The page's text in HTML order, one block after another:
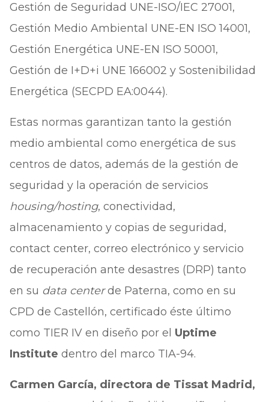
Gestión de Seguridad UNE-ISO/IEC 27001,
Gestión Medio Ambiental UNE-EN ISO 14001,
Gestión Energética UNE-EN ISO 50001,
Gestión de I+D+i UNE 166002 y Sostenibilidad
Energética (SECPD EA:0044).
Estas normas garantizan tanto la gestión
medio ambiental como energética de sus
centros de datos, además de la gestión de
seguridad y la operación de servicios
housing/hosting, conectividad,
almacenamiento y copias de seguridad,
contact center, correo electrónico y servicio
de recuperación ante desastres (DRP) tanto
en su data centerde Paterna, como en su
CPD de Castellón, certificado éste último
como TIER IV en diseño por el Uptime
Institute dentro del marco TIA-94.
Carmen García, directora de Tissat Madrid,